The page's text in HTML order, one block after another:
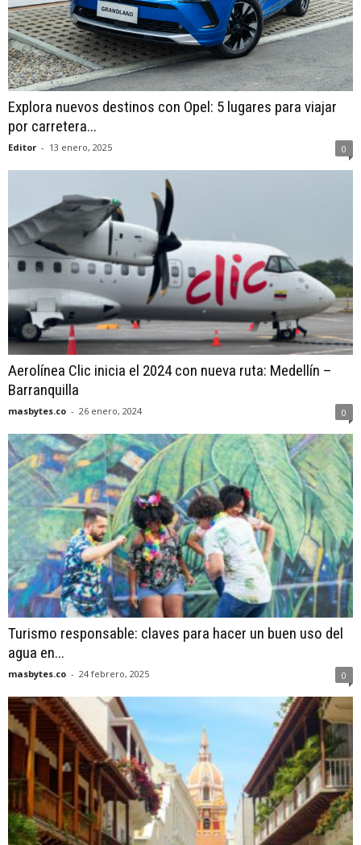
Explora nuevos destinos con Opel: 5 lugares para viajar
por carretera...
Editor - 13 enero, 2025 0
Aerolínea Clic inicia el 2024 con nueva ruta: Medellín –
Barranquilla
masbytes.co - 26 enero, 2024 0
Turismo responsable: claves para hacer un buen uso del
agua en...
masbytes.co - 24 febrero, 2025 0